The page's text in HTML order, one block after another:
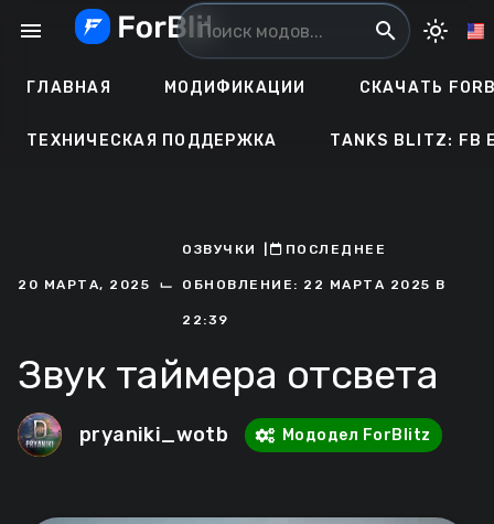
menu search light_mode
ГЛАВНАЯ МОДИФИКАЦИИ СКАЧАТЬ
ТЕХНИЧЕСКАЯ ПОДДЕРЖКА TANKS BLITZ: FB
20 МАРТА, 2025 ⌙
ОЗВУЧКИ ㅤПОСЛЕДНЕЕ
ОБНОВЛЕНИЕ: 22 МАРТА 2025 В
22:39
Звук таймера отсвета
pryaniki_wotb Мододел ForBlitz